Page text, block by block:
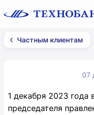
Частным клиентам
07
1 декабря 2023 года
председателя